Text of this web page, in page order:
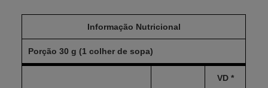
Informação Nutricional
Porção 30 g (1 colher de sopa)
VD *